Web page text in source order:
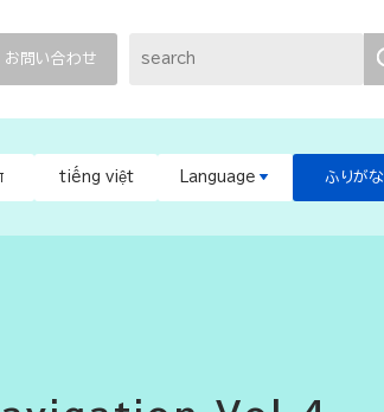
お問い合わせ
tiếng việt Language ふりがな